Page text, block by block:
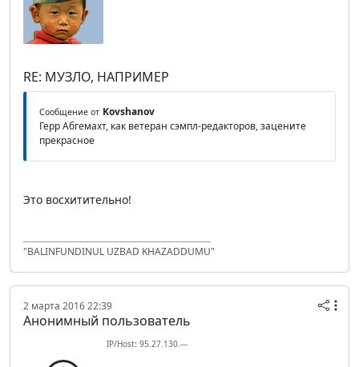
RE: МУЗЛО, НАПРИМЕР
Сообщение от Kovshanov
Герр Абгемахт, как ветеран сэмпл-редакторов, зацените
прекрасное
Это восхитительно!
"BALINFUNDINUL UZBAD KHAZADDUMU"
2 марта 2016 22:39
Анонимный пользователь
IP/Host: 95.27.130.---